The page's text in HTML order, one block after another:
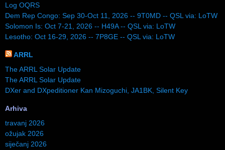
Log OQRS
Dem Rep Congo: Sep 30-Oct 11, 2026 -- 9T0MD -- QSL via: LoTW
Solomon Is: Oct 7-21, 2026 -- H49A -- QSL via: LoTW
Lesotho: Oct 16-29, 2026 -- 7P8GE -- QSL via: LoTW
ARRL
The ARRL Solar Update
The ARRL Solar Update
DXer and DXpeditioner Kan Mizoguchi, JA1BK, Silent Key
Arhiva
travanj 2026
ožujak 2026
siječanj 2026